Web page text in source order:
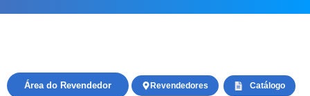
Catálogo
Revendedores
Área do Revendedor